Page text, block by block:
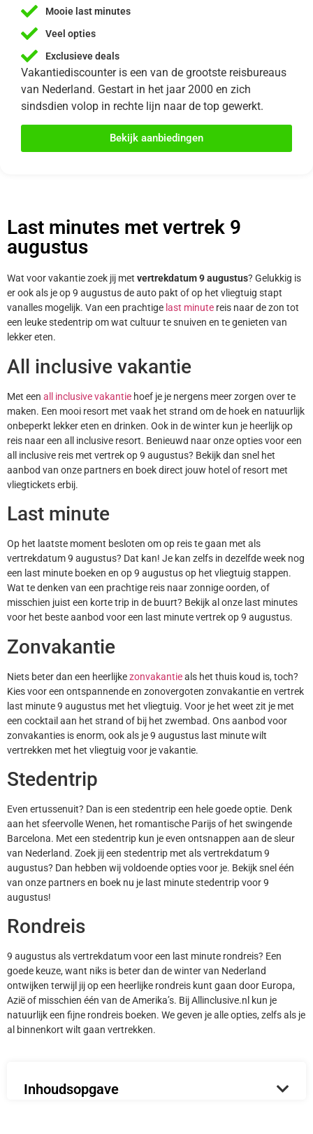
Mooie last minutes
Veel opties
Exclusieve deals
Vakantiediscounter is een van de grootste reisbureaus
van Nederland. Gestart in het jaar 2000 en zich
sindsdien volop in rechte lijn naar de top gewerkt.
Bekijk aanbiedingen
Last minutes met vertrek 9
augustus
Wat voor vakantie zoek jij met vertrekdatum 9 augustus? Gelukkig is
er ook als je op 9 augustus de auto pakt of op het vliegtuig stapt
vanalles mogelijk. Van een prachtige last minute reis naar de zon tot
een leuke stedentrip om wat cultuur te snuiven en te genieten van
lekker eten.
All inclusive vakantie
Met een all inclusive vakantie hoef je je nergens meer zorgen over te
maken. Een mooi resort met vaak het strand om de hoek en natuurlijk
onbeperkt lekker eten en drinken. Ook in de winter kun je heerlijk op
reis naar een all inclusive resort. Benieuwd naar onze opties voor een
all inclusive reis met vertrek op 9 augustus? Bekijk dan snel het
aanbod van onze partners en boek direct jouw hotel of resort met
vliegtickets erbij.
Last minute
Op het laatste moment besloten om op reis te gaan met als
vertrekdatum 9 augustus? Dat kan! Je kan zelfs in dezelfde week nog
een last minute boeken en op 9 augustus op het vliegtuig stappen.
Wat te denken van een prachtige reis naar zonnige oorden, of
misschien juist een korte trip in de buurt? Bekijk al onze last minutes
voor het beste aanbod voor een last minute vertrek op 9 augustus.
Zonvakantie
Niets beter dan een heerlijkezonvakantieals het thuis koud is, toch?
Kies voor een ontspannende en zonovergoten zonvakantie en vertrek
last minute 9 augustus met het vliegtuig. Voor je het weet zit je met
een cocktail aan het strand of bij het zwembad. Ons aanbod voor
zonvakanties is enorm, ook als je 9 augustus last minute wilt
vertrekken met het vliegtuig voor je vakantie.
Stedentrip
Even ertussenuit? Dan is een stedentrip een hele goede optie. Denk
aan het sfeervolle Wenen, het romantische Parijs of het swingende
Barcelona. Met een stedentrip kun je even ontsnappen aan de sleur
van Nederland. Zoek jij een stedentrip met als vertrekdatum 9
augustus? Dan hebben wij voldoende opties voor je. Bekijk snel één
van onze partners en boek nu je last minute stedentrip voor 9
augustus!
Rondreis
9 augustus als vertrekdatum voor een last minute rondreis? Een
goede keuze, want niks is beter dan de winter van Nederland
ontwijken terwijl jij op een heerlijke rondreis kunt gaan door Europa,
Azië of misschien één van de Amerika’s. Bij Allinclusive.nl kun je
natuurlijk een fijne rondreis boeken. We geven je alle opties, zelfs als je
al binnenkort wilt gaan vertrekken.
Inhoudsopgave